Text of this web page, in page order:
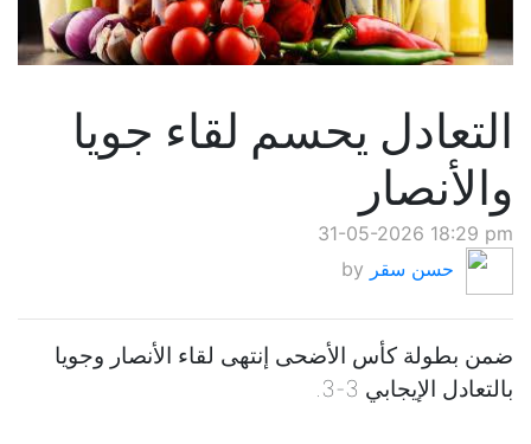
التعادل يحسم لقاء جويا
والأنصار
31-05-2026 18:29 pm
by حسن سقر
ضمن بطولة كأس الأضحى إنتهى لقاء الأنصار وجويا
بالتعادل الإيجابي 3-3.